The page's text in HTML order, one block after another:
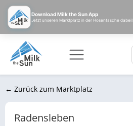
← Zurück zum Marktplatz
Radensleben
Download Milk the Sun App
Jetzt unseren Marktplatz in der Hosentasche dabei!